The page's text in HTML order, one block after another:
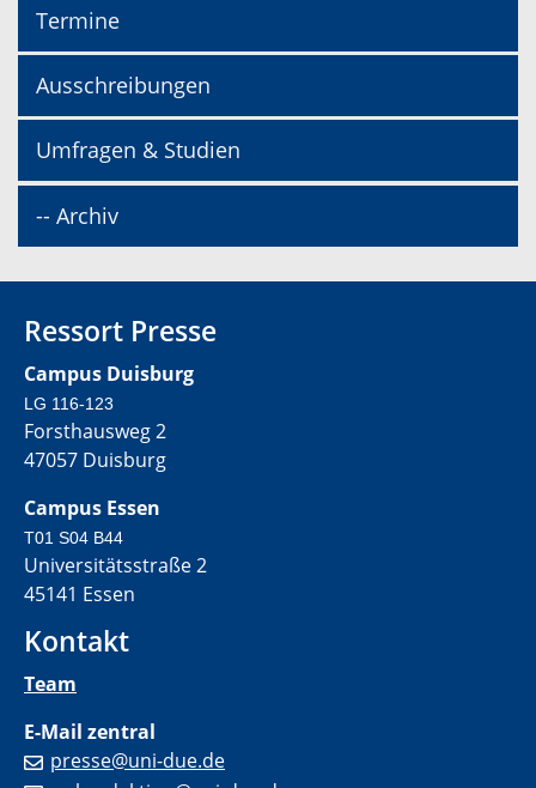
Termine
Ausschreibungen
Umfragen & Studien
-- Archiv
Ressort Presse
Campus Duisburg
LG 116-123
Forsthausweg 2
47057 Duisburg
Campus Essen
T01 S04 B44
Universitätsstraße 2
45141 Essen
Kontakt
Team
E-Mail zentral
presse@uni-due.de